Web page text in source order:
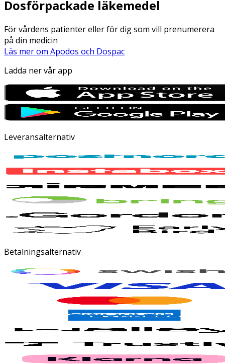
Dosförpackade läkemedel
För vårdens patienter eller för dig som vill prenumerera
på din medicin
Läs mer om Apodos och Dospac
Ladda ner vår app
Leveransalternativ
Betalningsalternativ